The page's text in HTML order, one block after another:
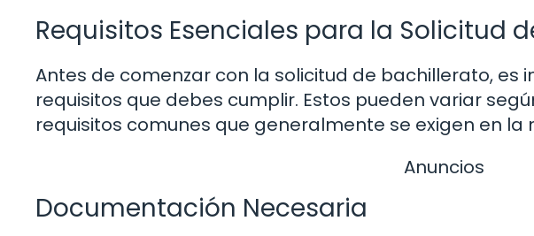
Requisitos Esenciales para la Solicitud
Antes de comenzar con la solicitud de bachillerato, es
requisitos que debes cumplir. Estos pueden variar
requisitos comunes que generalmente se exigen en la
Anuncios
Documentación Necesaria